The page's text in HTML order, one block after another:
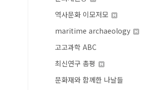
역사문화 이모저모
maritime archaeology
고고과학 ABC
최신연구 총평
문화재와 함께한 나날들